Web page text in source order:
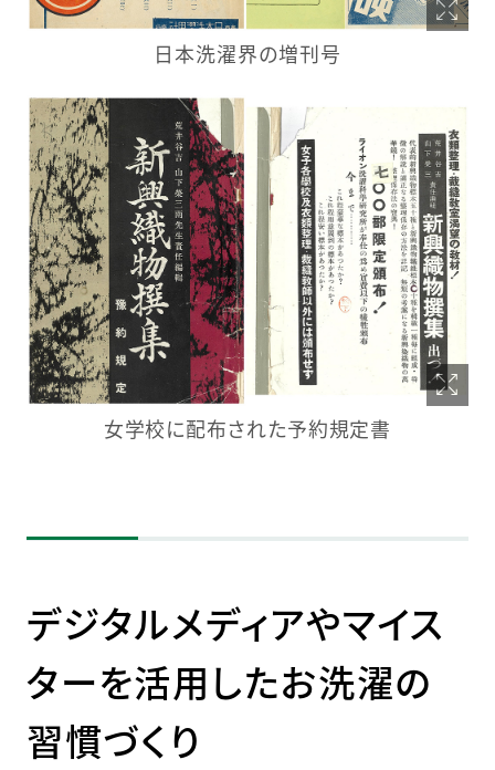
日本洗濯界の増刊号
女学校に配布された予約規定書
デジタルメディアやマイス
ターを活用したお洗濯の
習慣づくり